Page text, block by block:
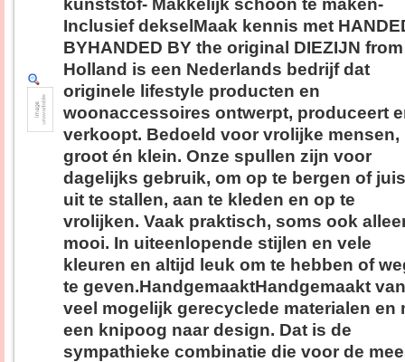
kunststof- Makkelijk schoon te maken-
Inclusief dekselMaak kennis met
BYHANDED BY the original DIEZIJN from
Holland is een Nederlands bedrijf dat
originele lifestyle producten en
woonaccessoires ontwerpt, produceert
verkoopt. Bedoeld voor vrolijke mensen,
groot én klein. Onze spullen zijn voor
dagelijks gebruik, om op te bergen of
uit te stallen, aan te kleden en op te
vrolijken. Vaak praktisch, soms ook
mooi. In uiteenlopende stijlen en vele
kleuren en altijd leuk om te hebben of
te geven.HandgemaaktHandgemaakt
veel mogelijk gerecyclede materialen en
een knipoog naar design. Dat is de
sympathieke combinatie die voor de